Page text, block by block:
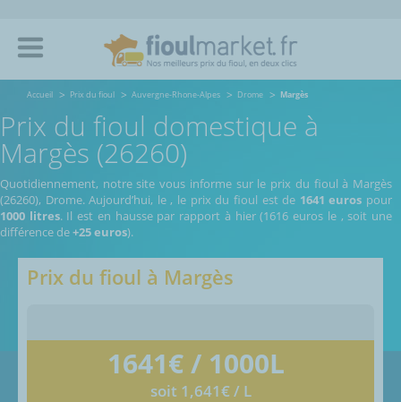
Accueil Prix du fioul Auvergne-Rhone-Alpes Drome Margès
Prix du fioul domestique à
Margès (26260)
Quotidiennement, notre site vous informe sur le prix du fioul à Margès
(26260), Drome.Aujourd’hui, le, le prix du fioul est de 1641 euros pour
1000 litres. Il est en hausse par rapport à hier (1616 euros le , soit une
différence de+25 euros).
Prix du fioul à Margès
1641€ / 1000L
soit 1,641€ / L